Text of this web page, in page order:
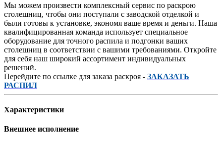
Мы можем произвести комплексный сервис по раскрою
столешниц, чтобы они поступали с заводской отделкой и
были готовы к установке, экономя ваше время и деньги. Наша
квалифицированная команда использует специальное
оборудование для точного распила и подгонки ваших
столешниц в соответствии с вашими требованиями. Откройте
для себя наш широкий ассортимент индивидуальных
решений.
Перейдите по ссылке для заказа раскроя - ЗАКАЗАТЬ
РАСПИЛ
Характеристики
Внешнее исполнение